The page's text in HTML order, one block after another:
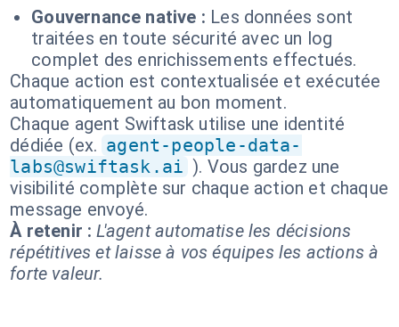
Gouvernance native : Les données sont
traitées en toute sécurité avec un log
complet des enrichissements effectués.
Chaque action est contextualisée et exécutée
automatiquement au bon moment.
Chaque agent Swiftask utilise une identité
dédiée (ex. agent-people-data-
labs@swiftask.ai ). Vous gardez une
visibilité complète sur chaque action et chaque
message envoyé.
À retenir : L'agent automatise les décisions
répétitives et laisse à vos équipes les actions à
forte valeur.